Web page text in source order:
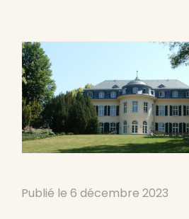
Publié le 6 décembre 2023